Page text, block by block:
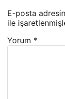
E-posta
ile
Yorum *